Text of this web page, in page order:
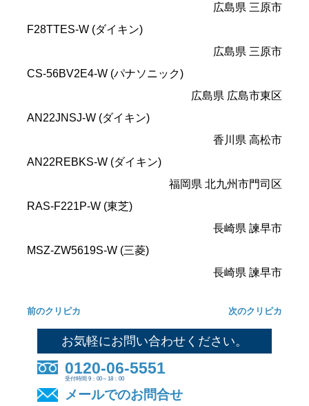
広島県 三原市
F28TTES-W (ダイキン)
広島県 三原市
CS-56BV2E4-W (パナソニック)
広島県 広島市東区
AN22JNSJ-W (ダイキン)
香川県 高松市
AN22REBKS-W (ダイキン)
福岡県 北九州市門司区
RAS-F221P-W (東芝)
長崎県 諫早市
MSZ-ZW5619S-W (三菱)
長崎県 諫早市
次のクリピカ
前のクリピカ
お気軽にお問い合わせください。
0120-06-5551
受付時間 9：00～18：00
メールでのお問合せ